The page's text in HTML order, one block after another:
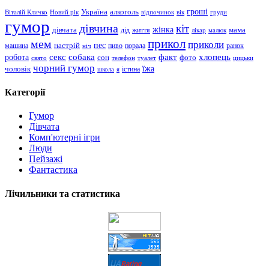
Віталій Кличко Новий рік Україна алкоголь відпочинок вік гроші груди
гумор дівчата дівчина дід життя жінка кіт лікар малюк мама
машина мем настрій ніч пес пиво порада прикол приколи ранок
робота свято секс собака сон телефон туалет факт фото хлопець цицьки
чоловік чорний гумор школа я істина їжа
Категорії
Гумор
Дівчата
Комп'ютерні ігри
Люди
Пейзажі
Фантастика
Лічильники та статистика